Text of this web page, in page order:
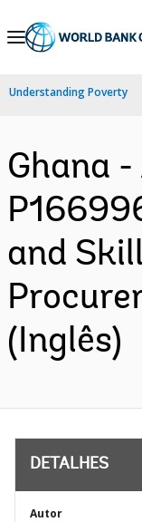
Skip
Navigation
Understanding Poverty
Ghana -
and
(Inglês)
DETALHES
Autor